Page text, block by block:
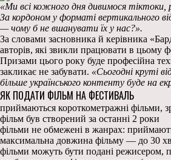
«Ми всі кожного дня дивимося тіктоки,
За кордоном у форматі вертикального
— чому б не вшанувати їх у нас?».
За словами засновника й керівника
авторів, які звикли працювати в цьому
Призами цього року буде професійна
закликає не забувати. «Сьогодні круті
більше українського контенту буде на
ЯК ПОДАТИ ФІЛЬМ НА ФЕСТИВАЛЬ
приймаються короткометражні фільми,
фільм був створений за останні 2 роки
фільми не обмежені в жанрах:
максимальна довжина фільму — до 30
фільми можуть бути подані режисером,